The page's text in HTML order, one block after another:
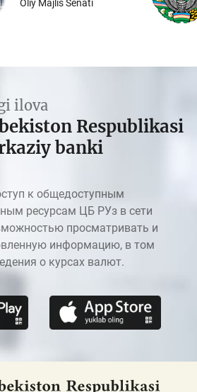
Oliy Majlis Senati
ilova
Respublikasi
banki
к общедоступным
ресурсам ЦБ РУз в сети
просматривать и
информацию, в том
о курсах валют.